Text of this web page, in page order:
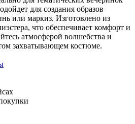
для создания образов
или маркиз. Изготовлено из
что обеспечивает комфорт и
атмосферой волшебства и
захватывающем костюме.